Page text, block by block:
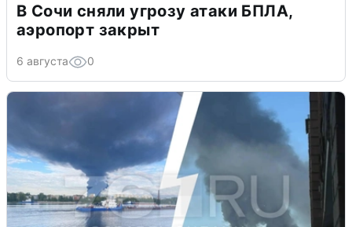
В Сочи сняли угрозу атаки БПЛА,
аэропорт закрыт
6 августа 0